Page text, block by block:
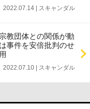
2022.07.14 | スキャンダル
教団体との関係が動
事件を安倍批判のせ
2022.07.10 | スキャンダル